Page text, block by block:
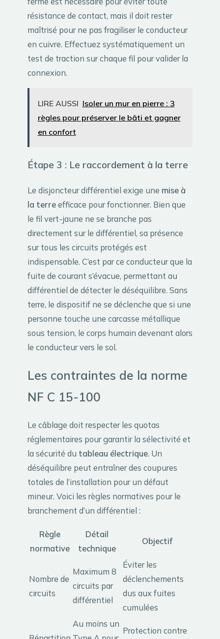
résistance de contact, mais il doit rester
maîtrisé pour ne pas fragiliser le conducteur
en cuivre. Effectuez systématiquement un
test de traction sur chaque fil pour valider la
connexion.
LIRE AUSSI Isoler un mur en pierre : 3
règles pour préserver le bâti et gagner
en confort
Étape 3 : Le raccordement à la terre
Le disjoncteur différentiel exige une mise à
la terreefficace pour fonctionner. Bien que
le fil vert-jaune ne se branche pas
directement sur le différentiel, sa présence
sur tous les circuits protégés est
indispensable. C’est par ce conducteur que la
fuite de courant s’évacue, permettant au
différentiel de détecter le déséquilibre. Sans
terre, le dispositif ne se déclenche que si une
personne touche une carcasse métallique
sous tension, le corps humain devenant alors
le conducteur vers le sol.
Les contraintes de la norme
NF C 15-100
Le câblage doit respecter les quotas
réglementaires pour garantir la sélectivité et
la sécurité du tableau électrique. Un
déséquilibre peut entraîner des coupures
totales de l’installation pour un défaut
mineur. Voici les règles normatives pour le
branchement d’un différentiel :
Règle
normative
Détail
technique
Objectif
Nombre de
circuits
Maximum 8
circuits par
différentiel
Éviter les
déclenchements
dus aux fuites
cumulées
Au moins un
Protection contre